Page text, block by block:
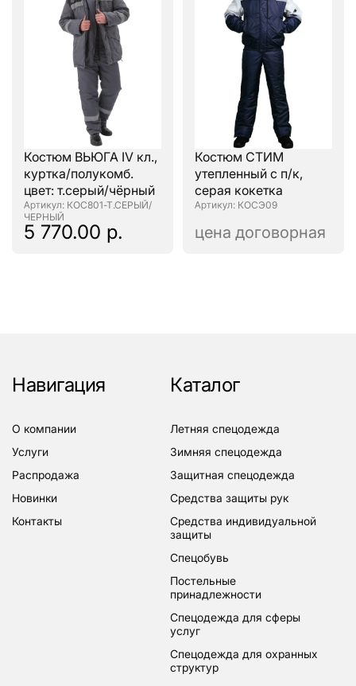
Костюм ВЬЮГА IV кл.,
куртка/полукомб.
цвет: т.серый/чёрный
: КОС801-Т.СЕРЫЙ/
ЧЕРНЫЙ
5 770.00 р.
Костюм СТИМ
утепленный с п/к,
серая кокетка
: КОСЭ09
цена договорная
Навигация
о компании
услуги
распродажа
новинки
контакты
Каталог
летняя спецодежда
зимняя спецодежда
защитная спецодежда
средства защиты рук
средства индивидуальной
защиты
спецобувь
постельные
принадлежности
спецодежда для сферы
услуг
спецодежда для охранных
структур